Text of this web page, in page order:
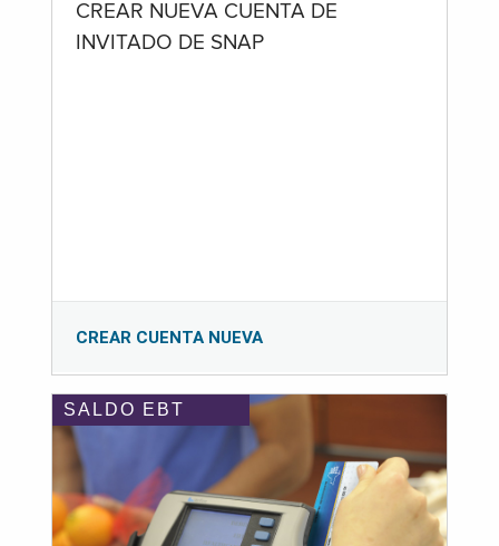
CREAR NUEVA CUENTA DE
INVITADO DE SNAP
CREAR CUENTA NUEVA
SALDO EBT